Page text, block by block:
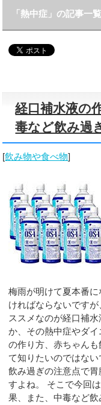
「熱中症」の記事一覧
経口補水液の
毒など飲み過
[飲み物や食べ物]
梅雨が明けて夏本番
ければならないです
ススメなのが経口補
か、その熱中症やダ
の作り方、赤ちゃん
て知りたいのではな
飲み過ぎの注意点で
すよね。 そこで今回
果、また、中毒など